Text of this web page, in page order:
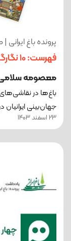
پرونده باغ
فهرست: 10 نگارگری دیدنی از زیبا‌ترین نگاره‌های باغی ایران
معصومه
باغ‌ها در
جهان‌بینی
23 اسفند 1403